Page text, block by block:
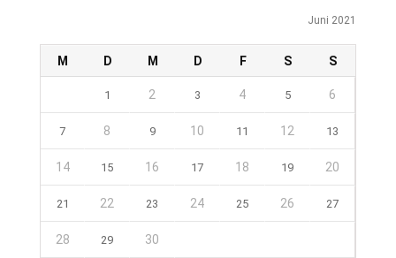
Juni 2021
M D M D F S S
1 2 3 4 5 6
7 8 9 10 11 12 13
14 15 16 17 18 19 20
21 22 23 24 25 26 27
28 29 30